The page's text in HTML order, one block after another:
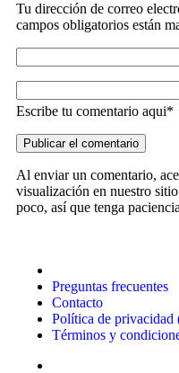
Tu dirección de correo
campos obligatorios están
Escribe tu comentario aqui*
Al enviar un comentario,
visualización en nuestro
poco, así que tenga
Preguntas frecuentes
Contacto
Política de privacidad
Términos y